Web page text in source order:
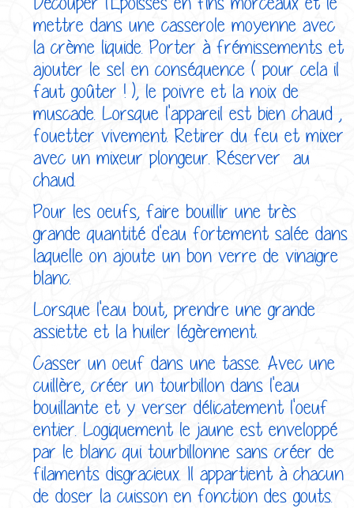
mettre dans une casserole moyenne avec
la crème liquide. Porter à frémissements et
ajouter le sel en conséquence ( pour cela il
faut goûter ! ), le poivre et la noix de
muscade. Lorsque l'appareil est bien chaud ,
fouetter vivement. Retirer du feu et mixer
avec un mixeur plongeur. Réserver au
chaud.
Pour les oeufs, faire bouillir une très
grande quantité d'eau fortement salée dans
laquelle on ajoute un bon verre de vinaigre
blanc.
Lorsque l'eau bout, prendre une grande
assiette et la huiler légèrement.
Casser un oeuf dans une tasse. Avec une
cuillère, créer un tourbillon dans l'eau
bouillante et y verser délicatement l'oeuf
entier. Logiquement le jaune est enveloppé
par le blanc qui tourbillonne sans créer de
filaments disgracieux. Il appartient à chacun
de doser la cuisson en fonction des gouts.